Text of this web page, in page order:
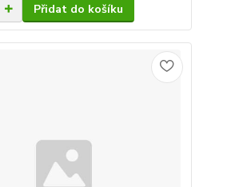
Přidat do košíku